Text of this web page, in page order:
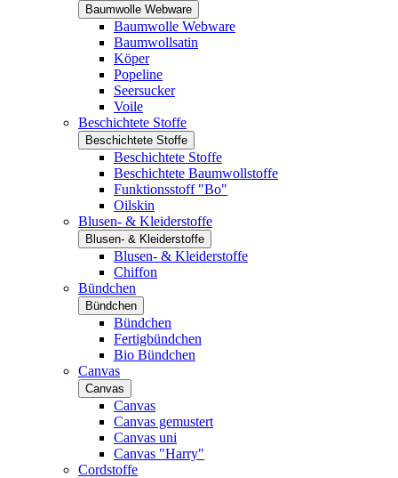
Baumwolle Webware
Baumwolle Webware
Baumwollsatin
Köper
Popeline
Seersucker
Voile
Beschichtete Stoffe
Beschichtete Stoffe
Beschichtete Stoffe
Beschichtete Baumwollstoffe
Funktionsstoff "Bo"
Oilskin
Blusen- & Kleiderstoffe
Blusen- & Kleiderstoffe
Blusen- & Kleiderstoffe
Chiffon
Bündchen
Bündchen
Bündchen
Fertigbündchen
Bio Bündchen
Canvas
Canvas
Canvas
Canvas gemustert
Canvas uni
Canvas "Harry"
Cordstoffe